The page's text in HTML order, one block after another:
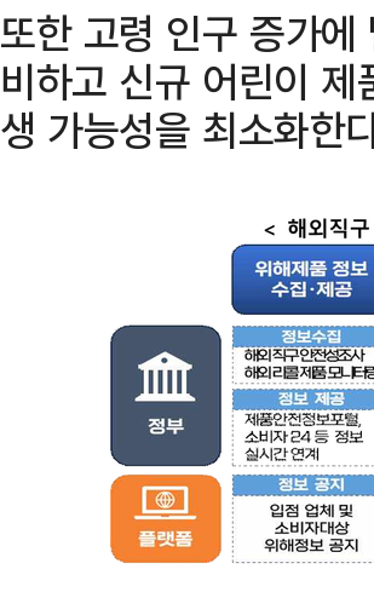
또한 고령 인구 증가
비하고 신규 어린이
생 가능성을 최소화한